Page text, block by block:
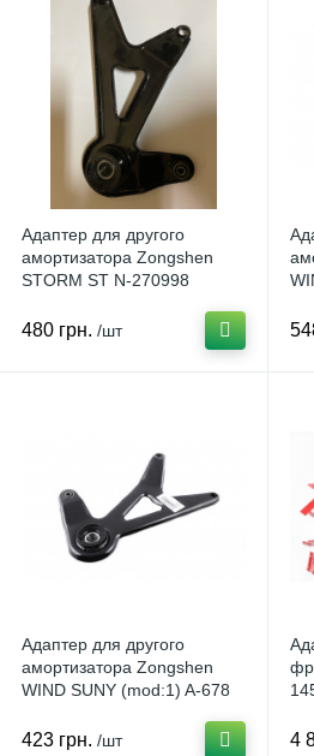
Адаптер для другого
амортизатора Zongshen
STORM ST N-270998
480 грн. /шт
Адаптер для другого
амортизатора Zongshen
WIND SUNY (mod:1) A-678
423 грн. /шт 4